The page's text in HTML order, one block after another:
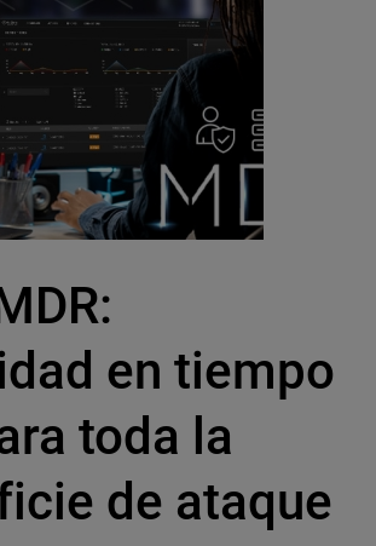
en tiempo
toda la
de ataque